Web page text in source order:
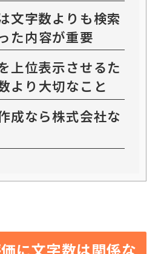
文字数よりも検索
た内容が重要
上位表示させるた
より大切なこと
成なら株式会社な
に文字数は関係な